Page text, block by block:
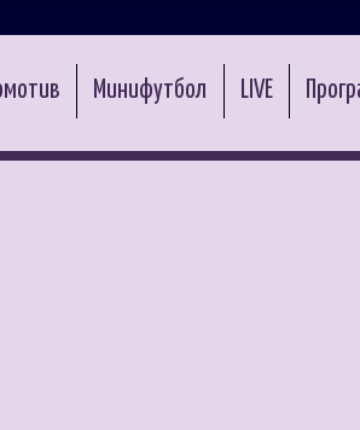
Минифутбол LIVE